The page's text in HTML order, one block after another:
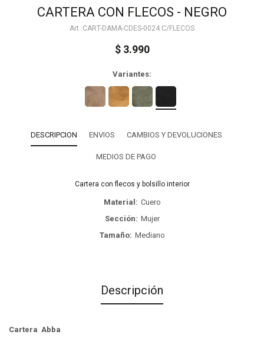
CARTERA CON FLECOS - NEGRO
CART-DAMA-CDES-0024 C/FLECOS
$ 3.990
Variantes:
DESCRIPCION ENVIOS CAMBIOS Y DEVOLUCIONES
MEDIOS DE PAGO
Cartera con flecos y bolsillo interior
Material
Cuero
Sección
Mujer
Tamaño
Mediano
Descripción
Cartera Abba